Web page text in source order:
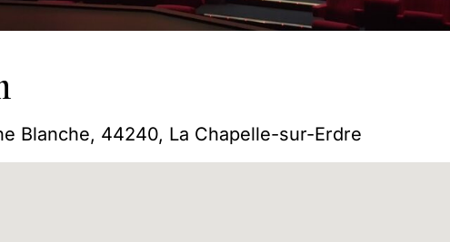
Blanche, 44240, La Chapelle-sur-Erdre